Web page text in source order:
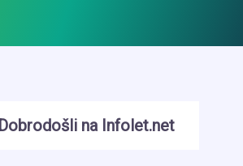
Dobrodošli na Infolet.net